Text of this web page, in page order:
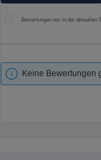
Bewertungen nur in der aktuellen
Keine Bewertungen